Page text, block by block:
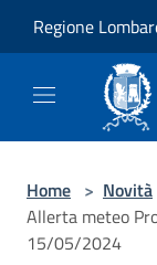
Regione
Home > Novità
Allerta meteo
15/05/2024